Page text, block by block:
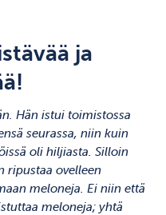
ja
Hän istui toimistossa
seurassa, niin kuin
oli hiljiasta. Silloin
ripustaa ovelleen
meloneja. Ei niin että
meloneja; yhtä